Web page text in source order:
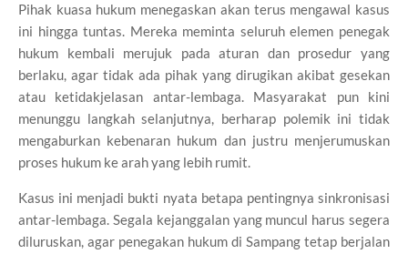
Pihak kuasa hukum menegaskan akan terus mengawal kasus
ini hingga tuntas. Mereka meminta seluruh elemen penegak
hukum kembali merujuk pada aturan dan prosedur yang
berlaku, agar tidak ada pihak yang dirugikan akibat gesekan
atau ketidakjelasan antar-lembaga. Masyarakat pun kini
menunggu langkah selanjutnya, berharap polemik ini tidak
mengaburkan kebenaran hukum dan justru menjerumuskan
proses hukum ke arah yang lebih rumit.
Kasus ini menjadi bukti nyata betapa pentingnya sinkronisasi
antar-lembaga. Segala kejanggalan yang muncul harus segera
diluruskan, agar penegakan hukum di Sampang tetap berjalan